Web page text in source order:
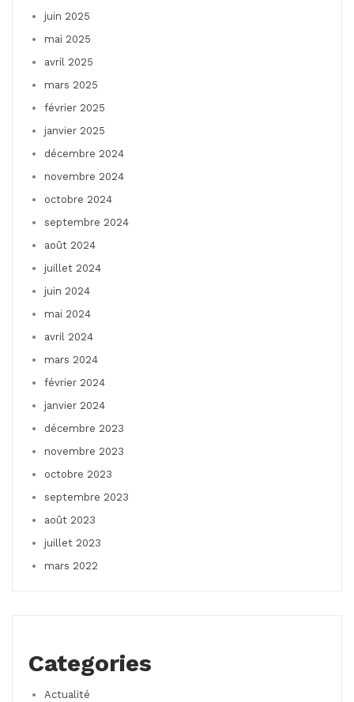
juin 2025
mai 2025
avril 2025
mars 2025
février 2025
janvier 2025
décembre 2024
novembre 2024
octobre 2024
septembre 2024
août 2024
juillet 2024
juin 2024
mai 2024
avril 2024
mars 2024
février 2024
janvier 2024
décembre 2023
novembre 2023
octobre 2023
septembre 2023
août 2023
juillet 2023
mars 2022
Categories
Actualité